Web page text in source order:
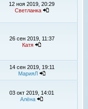
12 ноя 2019, 20:29
Светланка
26 сен 2019, 11:37
Катя
14 сен 2019, 19:11
МарияЛ
03 окт 2019, 14:01
Алёна